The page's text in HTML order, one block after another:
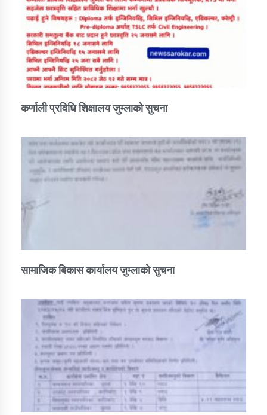
कर्णाली प्रविधि शिक्षालय जुम्लाको सुचना
सामाजिक बिकास कार्यालय जुम्लाकाे सुचना